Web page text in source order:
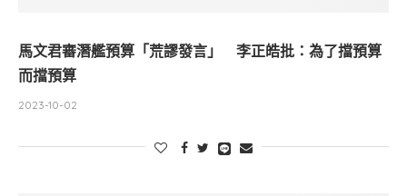
馬文君審潛艦預算「荒謬發言」 李正皓批：為了擋預算
而擋預算
2023-10-02